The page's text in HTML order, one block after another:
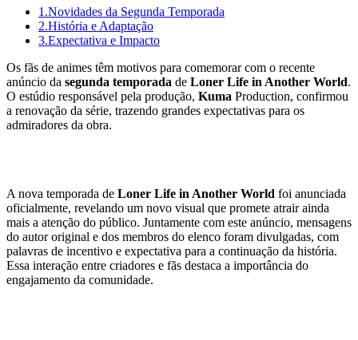
1.Novidades da Segunda Temporada
2.História e Adaptação
3.Expectativa e Impacto
Os fãs de animes têm motivos para comemorar com o recente
anúncio da segunda temporada de Loner Life in Another World.
O estúdio responsável pela produção, Kuma Production, confirmou
a renovação da série, trazendo grandes expectativas para os
admiradores da obra.
A nova temporada de Loner Life in Another World foi anunciada
oficialmente, revelando um novo visual que promete atrair ainda
mais a atenção do público. Juntamente com este anúncio, mensagens
do autor original e dos membros do elenco foram divulgadas, com
palavras de incentivo e expectativa para a continuação da história.
Essa interação entre criadores e fãs destaca a importância do
engajamento da comunidade.